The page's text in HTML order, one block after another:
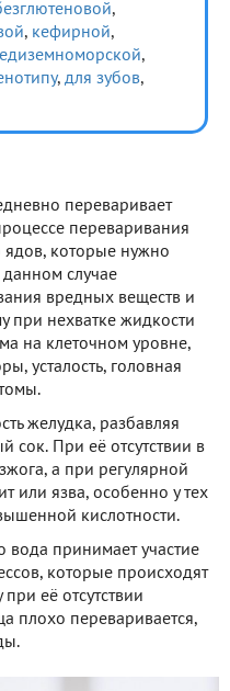
,
, кефирной,
,
, для зубов,
переваривает
переваривания
ядов, которые нужно
случае
вредных веществ и
при нехватке жидкости
на клеточном уровне,
усталость, головная
желудка, разбавляя
сок. При её отсутствии в
а при регулярной
или язва, особенно у тех
кислотности.
вода принимает участие
которые происходят
её отсутствии
плохо переваривается,